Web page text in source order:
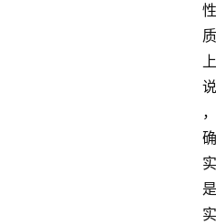
性
质
上
说
，
确
实
是
实